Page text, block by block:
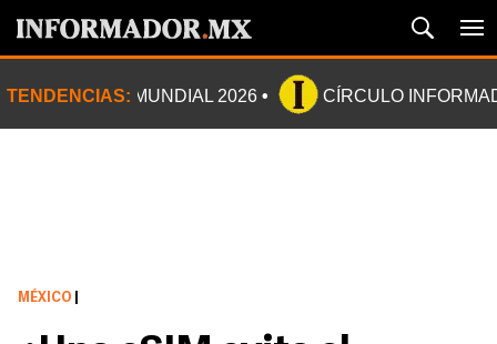
TENDENCIAS: MUNDIAL 2026 CÍRCULO
MÉXICO